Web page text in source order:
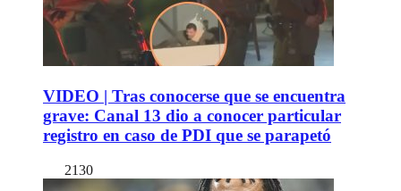
VIDEO | Tras conocerse que se encuentra
grave: Canal 13 dio a conocer particular
registro en caso de PDI que se parapetó
2130